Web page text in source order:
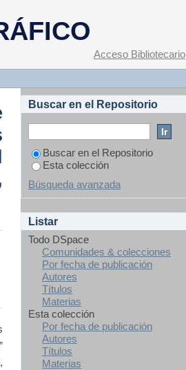
en pacientes
neuroaxial en
Acceso Bibliotecario
Buscar en el Repositorio
Buscar en el Repositorio
Esta colección
Búsqueda avanzada
Listar
Todo DSpace
Comunidades & colecciones
Por fecha de publicación
Autores
Títulos
Materias
Esta colección
Por fecha de publicación
Autores
Títulos
Materias